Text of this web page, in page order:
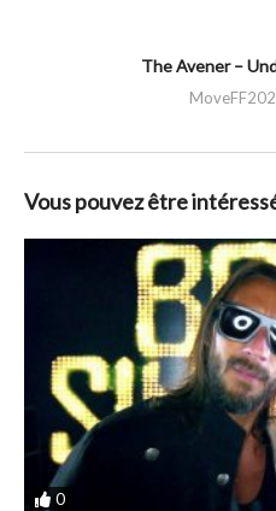
The Avener –
Vous pouvez être
0